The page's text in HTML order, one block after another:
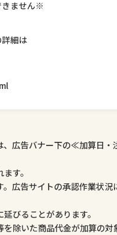
きません※
細は
、広告バナー下の≪加算日
す。
広告サイトの承認作業状況
びることがあります。
除いた商品代金が加算の